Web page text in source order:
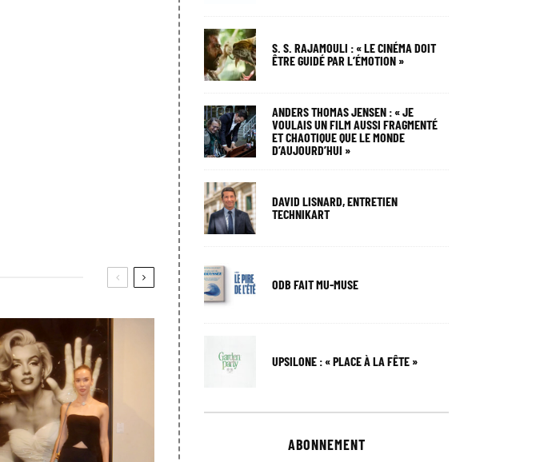
S. S. RAJAMOULI : « LE CINÉMA DOIT
ÊTRE GUIDÉ PAR L’ÉMOTION »
ANDERS THOMAS JENSEN : « JE
VOULAIS UN FILM AUSSI FRAGMENTÉ
ET CHAOTIQUE QUE LE MONDE
D’AUJOURD’HUI »
DAVID LISNARD, ENTRETIEN
TECHNIKART
ODB FAIT MU-MUSE
UPSILONE : « PLACE À LA FÊTE »
ABONNEMENT